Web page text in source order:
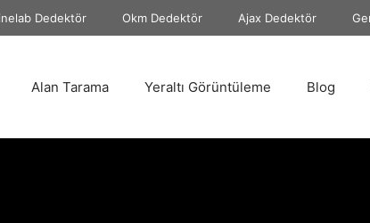
Dedektör Okm Dedektör Ajax Dedektör
Alan Tarama Yeraltı Görüntüleme Blog